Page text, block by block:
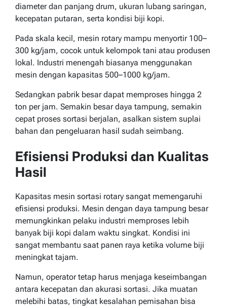
diameter dan panjang drum, ukuran lubang saringan,
kecepatan putaran, serta kondisi biji kopi.
Pada skala kecil, mesin rotary mampu menyortir 100–
300 kg/jam, cocok untuk kelompok tani atau produsen
lokal. Industri menengah biasanya menggunakan
mesin dengan kapasitas 500–1000 kg/jam.
Sedangkan pabrik besar dapat memproses hingga 2
ton per jam. Semakin besar daya tampung, semakin
cepat proses sortasi berjalan, asalkan sistem suplai
bahan dan pengeluaran hasil sudah seimbang.
Efisiensi Produksi dan Kualitas
Hasil
Kapasitas mesin sortasi rotary sangat memengaruhi
efisiensi produksi. Mesin dengan daya tampung besar
memungkinkan pelaku industri memproses lebih
banyak biji kopi dalam waktu singkat. Kondisi ini
sangat membantu saat panen raya ketika volume biji
meningkat tajam.
Namun, operator tetap harus menjaga keseimbangan
antara kecepatan dan akurasi sortasi. Jika muatan
melebihi batas, tingkat kesalahan pemisahan bisa